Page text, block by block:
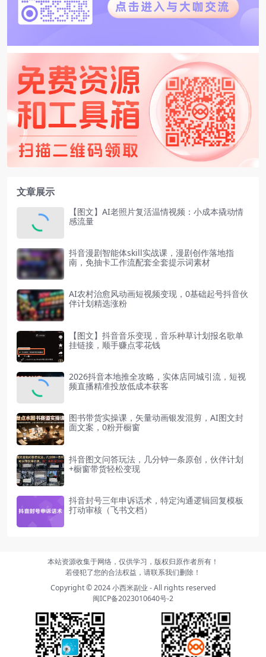
文章展示
【图文】AI老照片复活温情视频：小成本撬动情
感流量
抖音漫剧智能体skill实战课，漫剧创作落地指
南，免抽卡工作流配套全套提示词素材
AI农村治愈风动画短视频变现，0基础起号抖音伙
伴计划精选涨粉
【图文】抖音音乐变现，音乐种草计划报名歌单
挂链接，顺手赚点零花钱
2026抖音本地推全攻略，实体店同城引流，短视
频直播精准投放低成本获客
图书带货实操课，矢量动画银发混剪，AI图文封
面文案，0粉开橱窗
抖音图文问答玩法，几分钟一条原创，伙伴计划
+橱窗带货轻松变现
抖音封号三年申诉话术，特定沟通逻辑回复模板
打动审核（飞书文档）
本站资源收集于网络，仅供学习，版权归原作者所有！
若侵犯了您的合法权益，请联系我们删除！
Copyright © 2024小西米副业- All rights reserved
闽ICP备2023010640号-2